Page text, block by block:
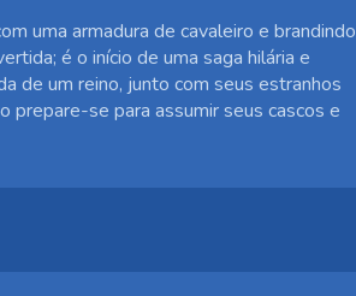
uma armadura de cavaleiro e brandindo
é o início de uma saga hilária e
de um reino, junto com seus estranhos
se para assumir seus cascos e